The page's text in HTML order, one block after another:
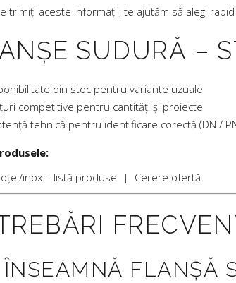
trimiți aceste informații, te ajutăm să alegi
SUDURĂ –
din stoc pentru variante uzuale
competitive pentru cantități și proiecte
tehnică pentru identificare corectă (DN /
oțel/inox – listă produse
| Cerere ofertă
ÎNSEAMNĂ FLANȘĂ